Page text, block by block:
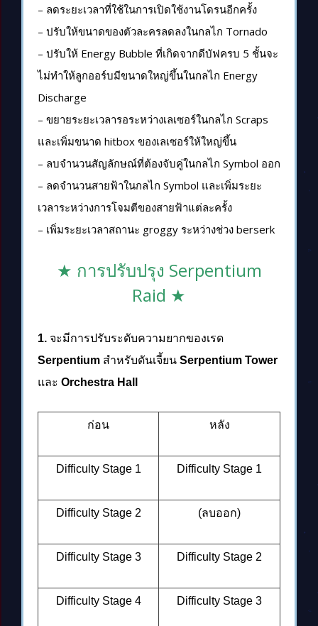
– ลดระยะเวลาที่ใช้ในการเปิดใช้งานโดรนอีกครั้ง
– ปรับให้ขนาดของตัวละครลดลงในกลไก Tornado
– ปรับให้ Energy Bubble ที่เกิดจากดีบัฟครบ 5 ชั้นจะ
ไม่ทำให้ลูกออร์บมีขนาดใหญ่ขึ้นในกลไก Energy
Discharge
– ขยายระยะเวลารอระหว่างเลเซอร์ในกลไก Scraps
และเพิ่มขนาด hitbox ของเลเซอร์ให้ใหญ่ขึ้น
– ลบจำนวนสัญลักษณ์ที่ต้องจับคู่ในกลไก Symbol ออก
– ลดจำนวนสายฟ้าในกลไก Symbol และเพิ่มระยะ
เวลาระหว่างการโจมตีของสายฟ้าแต่ละครั้ง
– เพิ่มระยะเวลาสถานะ groggy ระหว่างช่วง berserk
★ การปรับปรุง Serpentium
Raid ★
1. จะมีการปรับระดับความยากของเรด
Serpentium สำหรับดันเจี้ยน Serpentium Tower
และ Orchestra Hall
ก่อน หลัง
Difficulty Stage 1 Difficulty Stage 1
Difficulty Stage 2 (ลบออก)
Difficulty Stage 3 Difficulty Stage 2
Difficulty Stage 4 Difficulty Stage 3